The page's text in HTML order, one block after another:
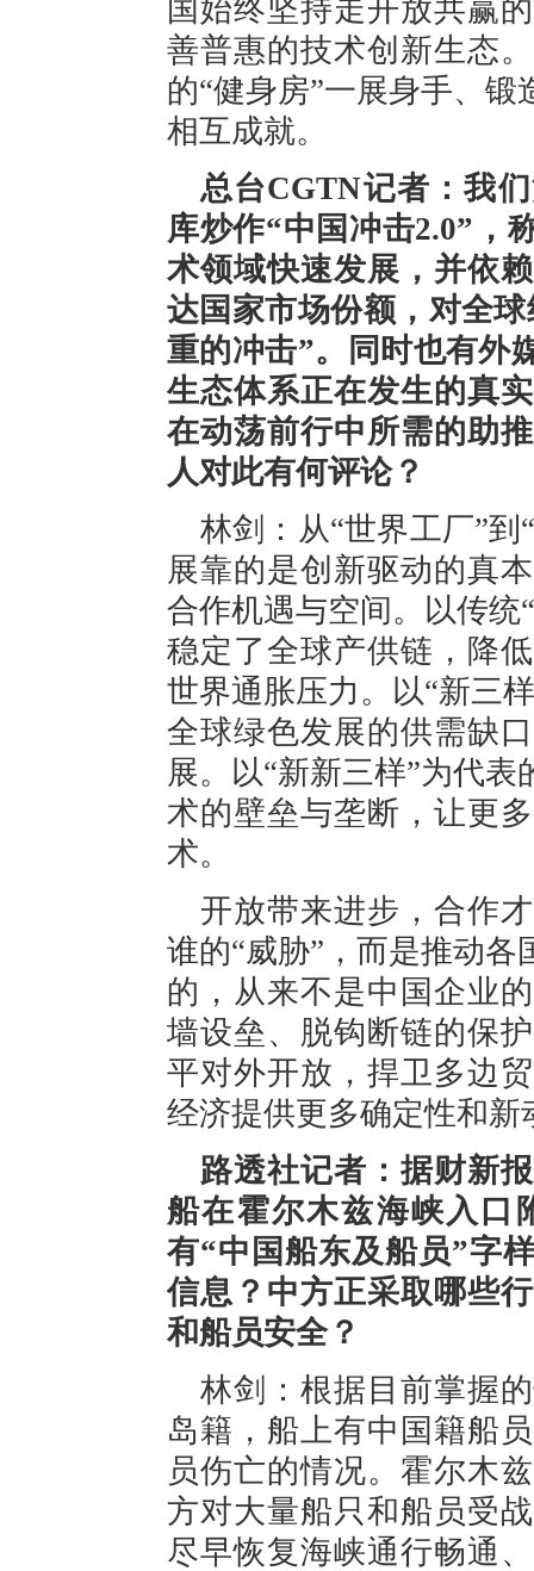
国始终坚持走开放共赢
善普惠的技术创新生态
的“健身房”一展身手、
相互成就。
总台CGTN记者：我
库炒作“中国冲击2.0”，
术领域快速发展，并依
达国家市场份额，对全
重的冲击”。同时也有外
生态体系正在发生的真
在动荡前行中所需的助
人对此有何评论？
林剑：从“世界工厂”到
展靠的是创新驱动的真
合作机遇与空间。以传统
稳定了全球产供链，降
世界通胀压力。以“新三
全球绿色发展的供需缺
展。以“新新三样”为代
术的壁垒与垄断，让更
术。
开放带来进步，合作
谁的“威胁”，而是推动
的，从来不是中国企业
墙设垒、脱钩断链的保
平对外开放，捍卫多边
经济提供更多确定性和新
路透社记者：据财新
船在霍尔木兹海峡入口
有“中国船东及船员”字
信息？中方正采取哪些
和船员安全？
林剑：根据目前掌握
岛籍，船上有中国籍船
员伤亡的情况。霍尔木
方对大量船只和船员受
尽早恢复海峡通行畅通